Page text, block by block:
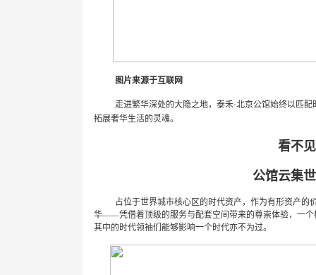
图片来源于互联网
走进繁华深处的大隐之地，泰禾·北京公馆始终以匹配
拓展奢华生活的灵魂。
看不
公馆云集
占位于世界城市核心区的时代资产，作为有形资产
华——凭借着顶级的服务与配套空间带来的尊崇体验，一
其中的时代领袖们能够影响一个时代亦不为过。